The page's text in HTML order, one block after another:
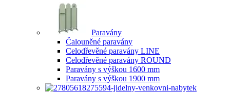
Paravány
Čalouněné paravány
Celodřevěné paravány LINE
Celodřevěné paravány ROUND
Paravány s výškou 1600 mm
Paravány s výškou 1900 mm